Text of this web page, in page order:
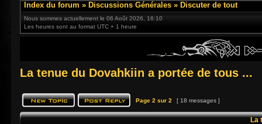
Index du forum » Discussions Générales » Discuter de tout
Nous sommes actuellement le 06 Août 2026, 16:10
Les heures sont au format UTC + 1 heure
La tenue du Dovahkiin a portée de tous ...
Page 2 sur 2 [ 18 messages ]
La